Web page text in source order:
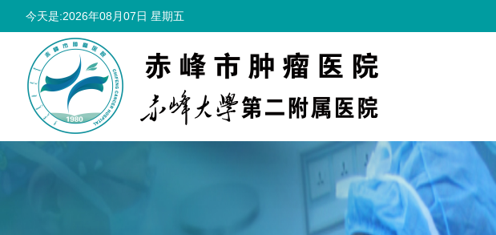
今天是:2026年08月07日 星期五